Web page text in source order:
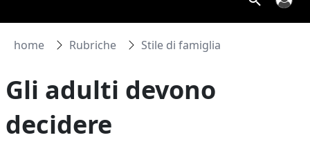
home Rubriche Stile di famiglia
Gli adulti devono
decidere